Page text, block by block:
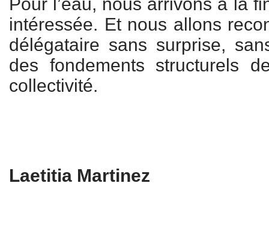
Pour l’eau, nous arrivons à la
intéressée. Et nous allons
délégataire sans surprise,
des fondements structurels
collectivité.
Laetitia Martinez